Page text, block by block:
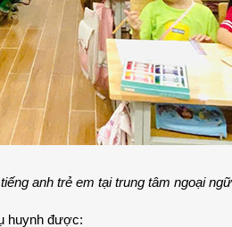
anh trẻ em tại trung tâm ngoại
huynh được: